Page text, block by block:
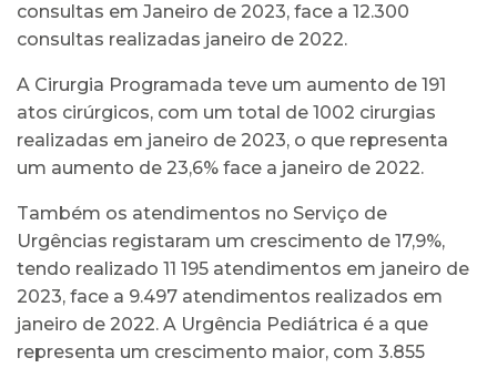
consultas em Janeiro de 2023, face a 12.300
consultas realizadas janeiro de 2022.
A Cirurgia Programada teve um aumento de 191
atos cirúrgicos, com um total de 1002 cirurgias
realizadas em janeiro de 2023, o que representa
um aumento de 23,6% face a janeiro de 2022.
Também os atendimentos no Serviço de
Urgências registaram um crescimento de 17,9%,
tendo realizado 11 195 atendimentos em janeiro de
2023, face a 9.497 atendimentos realizados em
janeiro de 2022. A Urgência Pediátrica é a que
representa um crescimento maior, com 3.855